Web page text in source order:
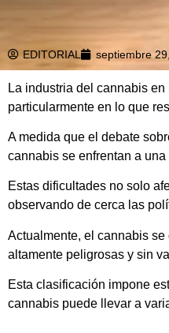
EDITORIAL septiembre
La industria del cannabis
particularmente en lo que
A medida que el debate
cannabis se enfrentan a
Estas dificultades no solo
observando de cerca las
Actualmente, el cannabis
altamente peligrosas y sin
Esta clasificación impone
cannabis puede llevar a